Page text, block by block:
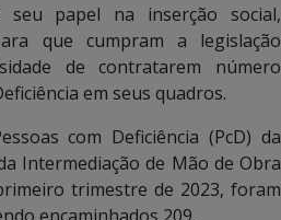
seu papel na inserção social,
que cumpram a legislação
de contratarem número
em seus quadros.
com Deficiência (PcD) da
Intermediação de Mão de Obra
trimestre de 2023, foram